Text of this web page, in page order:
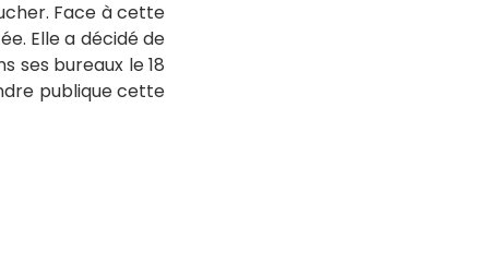
Face à cette
Elle a décidé de
ses bureaux le 18
publique cette